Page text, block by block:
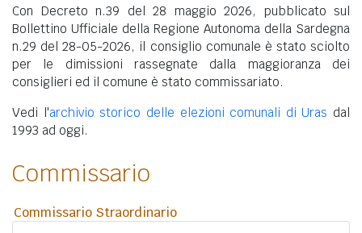
Con Decreto n.39 del 28 maggio 2026, pubblicato sul
Bollettino Ufficiale della Regione Autonoma della Sardegna
n.29 del 28-05-2026, il consiglio comunale è stato sciolto
per le dimissioni rassegnate dalla maggioranza dei
consiglieri ed il comune è stato commissariato.
Vedi l'archivio storico delle elezioni comunali di Uras dal
1993 ad oggi.
Commissario
Commissario Straordinario